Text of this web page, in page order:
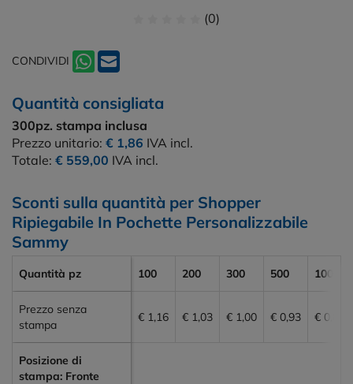
(0)
CONDIVIDI
Quantità consigliata
300pz. stampa inclusa
Prezzo unitario: € 1,86 IVA incl.
Totale: € 559,00 IVA incl.
Sconti sulla quantità per Shopper
Ripiegabile In Pochette Personalizzabile
Sammy
Quantità pz 100 200 300 500 1000
Prezzo senza
stampa
€ 1,16 € 1,03 € 1,00 € 0,93 € 0,89
Posizione di
stampa: Fronte